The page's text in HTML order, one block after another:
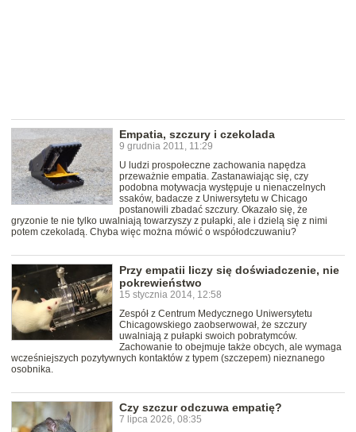
Empatia, szczury i czekolada
9 grudnia 2011, 11:29
U ludzi prospołeczne zachowania napędza
przeważnie empatia. Zastanawiając się, czy
podobna motywacja występuje u nienaczelnych
ssaków, badacze z Uniwersytetu w Chicago
postanowili zbadać szczury. Okazało się, że
gryzonie te nie tylko uwalniają towarzyszy z pułapki, ale i dzielą się z nimi
potem czekoladą. Chyba więc można mówić o współodczuwaniu?
Przy empatii liczy się doświadczenie, nie
pokrewieństwo
15 stycznia 2014, 12:58
Zespół z Centrum Medycznego Uniwersytetu
Chicagowskiego zaobserwował, że szczury
uwalniają z pułapki swoich pobratymców.
Zachowanie to obejmuje także obcych, ale wymaga
wcześniejszych pozytywnych kontaktów z typem (szczepem) nieznanego
osobnika.
Czy szczur odczuwa empatię?
7 lipca 2026, 08:35